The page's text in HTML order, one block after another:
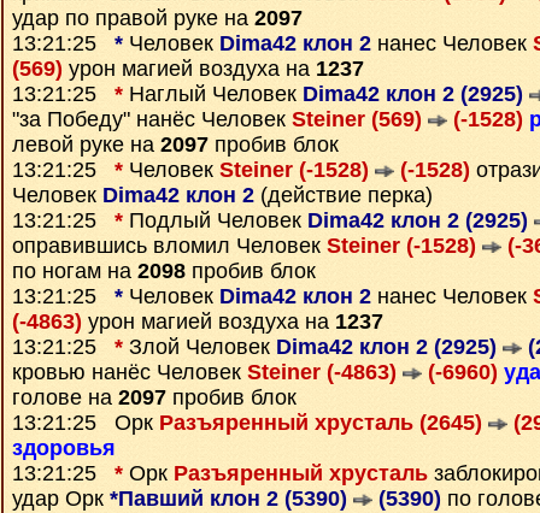
удар по правой руке на 2097
13:21:25 * Человек Dima42 клон 2 нанес Человек
(569) урон магией воздуха на 1237
13:21:25 * Наглый Человек Dima42 клон 2 (2925)
"за Победу" нанёс Человек Steiner (569) (-1528)
левой руке на 2097 пробив блок
13:21:25 * Человек Steiner (-1528) (-1528)
Человек Dima42 клон 2 (действие перка)
13:21:25 * Подлый Человек Dima42 клон 2 (2925)
оправившись вломил Человек Steiner (-1528)
(-
по ногам на 2098 пробив блок
13:21:25 * Человек Dima42 клон 2 нанес Человек
(-4863) урон магией воздуха на 1237
13:21:25 * Злой Человек Dima42 клон 2 (2925)
кровью нанёс Человек Steiner (-4863) (-6960)
голове на 2097 пробив блок
13:21:25 Орк Разъяренный хрусталь (2645)
здоровья
13:21:25 * Орк Разъяренный хрусталь
удар Орк *Павший клон 2 (5390) (5390) по